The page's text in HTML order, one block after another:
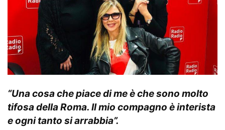
“Una cosa che piace di me è chesono molto
tifosa della Roma. Il mio compagno è interista
e ogni tanto si arrabbia”.